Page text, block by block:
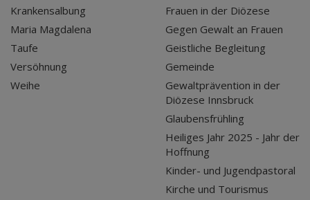
Krankensalbung
Maria Magdalena
Taufe
Versöhnung
Weihe
Frauen in der Diözese
Gegen Gewalt an Frauen
Geistliche Begleitung
Gemeinde
Gewaltprävention in der
Diözese Innsbruck
Glaubensfrühling
Heiliges Jahr 2025 - Jahr der
Hoffnung
Kinder- und Jugendpastoral
Kirche und Tourismus